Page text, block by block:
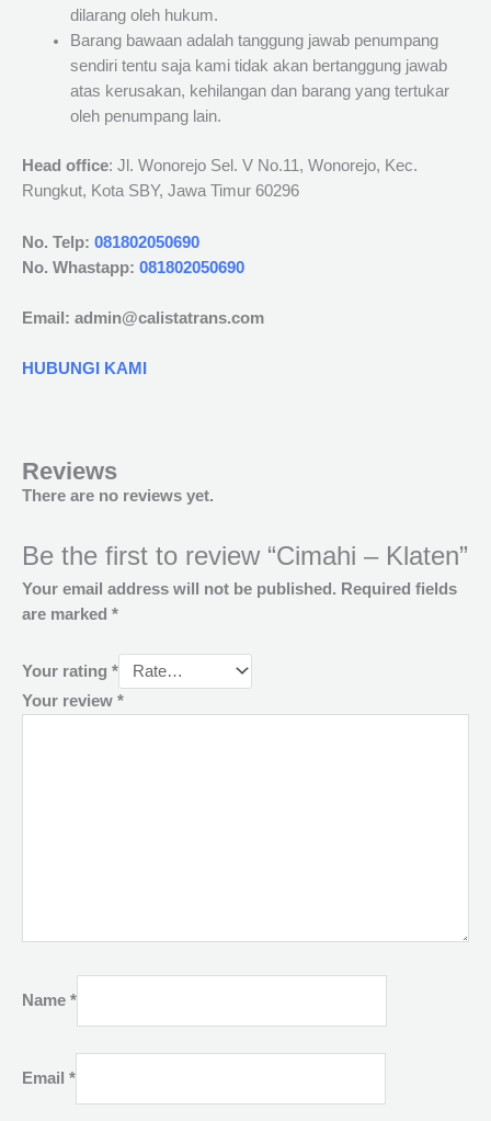
dilarang oleh hukum.
Barang bawaan adalah tanggung jawab penumpang
sendiri tentu saja kami tidak akan bertanggung jawab
atas kerusakan, kehilangan dan barang yang tertukar
oleh penumpang lain.
Head office: Jl. Wonorejo Sel. V No.11, Wonorejo, Kec.
Rungkut, Kota SBY, Jawa Timur 60296
No. Telp: 081802050690
No. Whastapp: 081802050690
Email: admin@calistatrans.com
HUBUNGI KAMI
Reviews
There are no reviews yet.
Be the first to review “Cimahi – Klaten”
Your email address will not be published. Required fields
are marked *
Your rating *
Your review *
Name *
Email *